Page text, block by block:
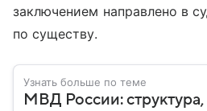
заключением направлено в
по существу.
Узнать больше по теме
МВД России: структура,